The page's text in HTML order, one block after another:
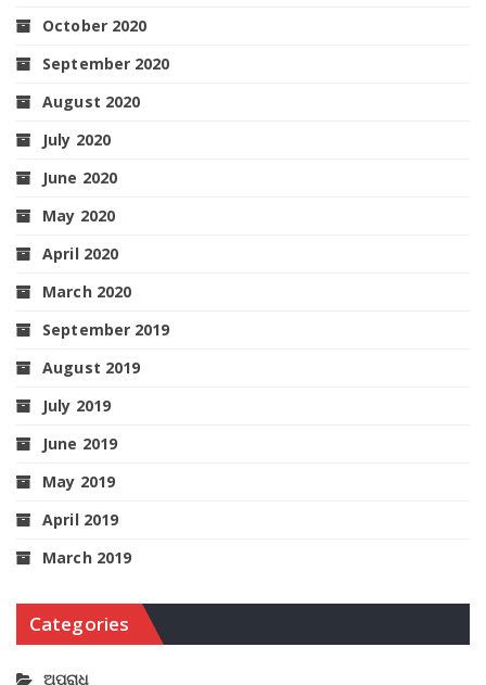
October 2020
September 2020
August 2020
July 2020
June 2020
May 2020
April 2020
March 2020
September 2019
August 2019
July 2019
June 2019
May 2019
April 2019
March 2019
Categories
ଅପରାଧ